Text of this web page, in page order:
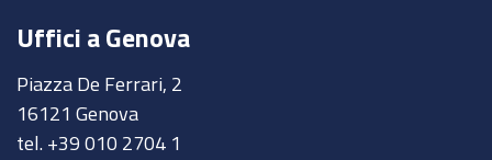
Uffici a Genova
Piazza De Ferrari, 2
16121 Genova
tel. +39 010 2704 1